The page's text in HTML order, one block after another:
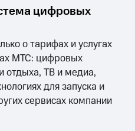
цифровых
о тарифах и услугах
МТС: цифровых
отдыха, ТВ и медиа,
для запуска и
сервисах компании